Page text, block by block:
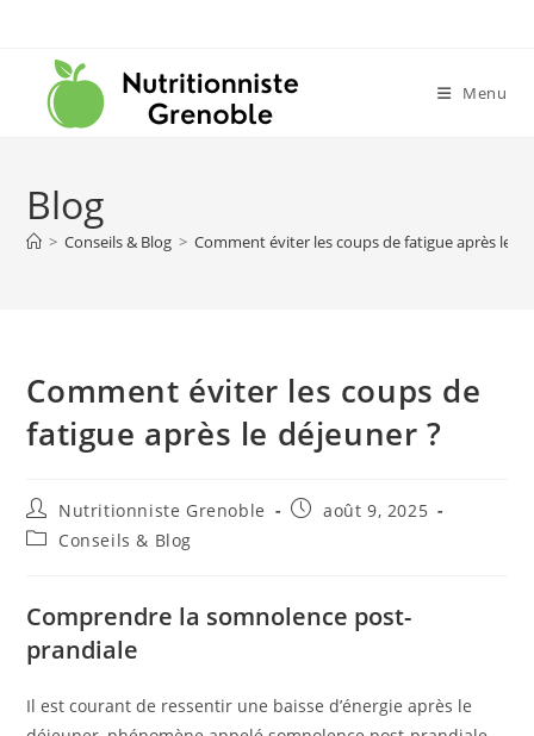
Menu
Blog
> Conseils & Blog > Comment éviter les coups de fatigue après le
Comment éviter les coups de
fatigue après le déjeuner ?
Nutritionniste Grenoble
août 9, 2025
Conseils & Blog
Comprendre la somnolence post-
prandiale
Il est courant de ressentir une baisse d’énergie après le